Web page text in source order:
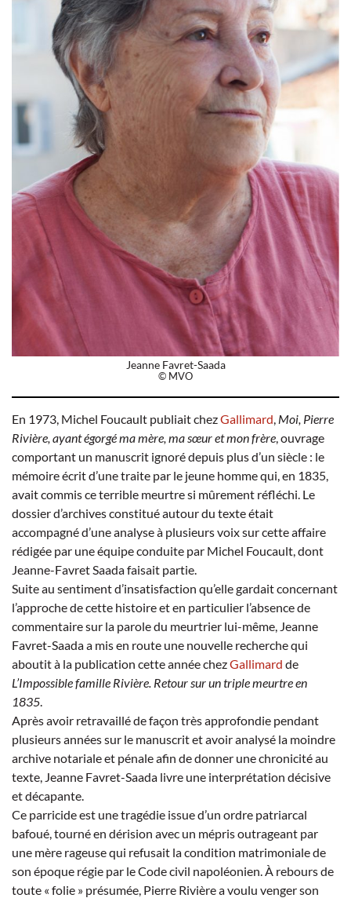
Jeanne Favret-Saada
© MVO
En 1973, Michel Foucault publiait chezGallimard Moi, Pierre
Rivière, ayant égorgé ma mère, ma sœur et mon frère , ouvrage
comportant un manuscrit ignoré depuis plus d’un siècle : le
mémoire écrit d’une traite par le jeune homme qui, en 1835,
avait commis ce terrible meurtre si mûrement réfléchi. Le
dossier d’archives constitué autour du texte était
accompagné d’une analyse à plusieurs voix sur cette affaire
rédigée par une équipe conduite par Michel Foucault, dont
Jeanne-Favret Saada faisait partie.
Suite au sentiment d’insatisfaction qu’elle gardait concernant
l’approche de cette histoire et en particulier l’absence de
commentaire sur la parole du meurtrier lui-même, Jeanne
Favret-Saada a mis en route une nouvelle recherche qui
aboutit à la publication cette année chezGallimard de
L’Impossible famille Rivière. Retour sur un triple meurtre en
1835
Après avoir retravaillé de façon très approfondie pendant
plusieurs années sur le manuscrit et avoir analysé la moindre
archive notariale et pénale afin de donner une chronicité au
texte, Jeanne Favret-Saada livre une interprétation décisive
et décapante.
Ce parricide est une tragédie issue d’un ordre patriarcal
bafoué, tourné en dérision avec un mépris outrageant par
une mère rageuse qui refusait la condition matrimoniale de
son époque régie par le Code civil napoléonien. À rebours de
toute « folie » présumée, Pierre Rivière a voulu venger son